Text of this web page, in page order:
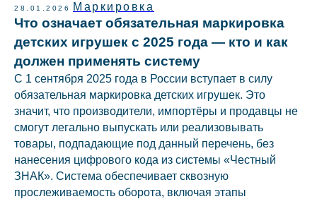
28.01.2026 Маркировка
Что означает обязательная маркировка
детских игрушек с 2025 года — кто и как
должен применять систему
С 1 сентября 2025 года в России вступает в силу
обязательная маркировка детских игрушек. Это
значит, что производители, импортёры и продавцы не
смогут легально выпускать или реализовывать
товары, подпадающие под данный перечень, без
нанесения цифрового кода из системы «Честный
ЗНАК». Система обеспечивает сквозную
прослеживаемость оборота, включая этапы